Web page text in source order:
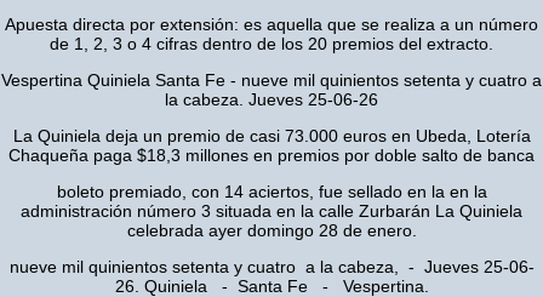
Apuesta directa por extensión: es aquella que se realiza a un número
de 1, 2, 3 o 4 cifras dentro de los 20 premios del extracto.
Vespertina Quiniela Santa Fe - nueve mil quinientos setenta y cuatro a
la cabeza. Jueves 25-06-26
La Quiniela deja un premio de casi 73.000 euros en Ubeda, Lotería
Chaqueña paga $18,3 millones en premios por doble salto de banca
boleto premiado, con 14 aciertos, fue sellado en la en la
administración número 3 situada en la calle Zurbarán La Quiniela
celebrada ayer domingo 28 de enero.
nueve mil quinientos setenta y cuatro a la cabeza, - Jueves 25-06-
26. Quiniela - Santa Fe - Vespertina.